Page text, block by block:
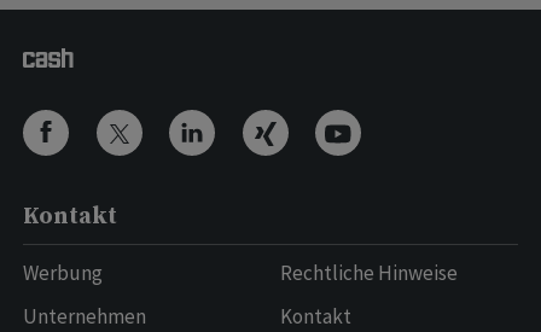
Kontakt
Werbung
Unternehmen
Rechtliche Hinweise
Kontakt